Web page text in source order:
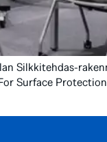
Silkkitehdas-
Surface